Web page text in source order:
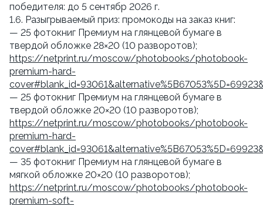
победителя: до 5 сентябр 2026 г.
1.6. Разыгрываемый приз: промокоды на заказ книг:
— 25 фотокниг Премиум на глянцевой бумаге в
твердой обложке 28×20 (10 разворотов);
https://netprint.ru/moscow/photobooks/photobook-
premium-hard-
— 25 фотокниг Премиум на глянцевой бумаге в
твердой обложке 20×20 (10 разворотов);
https://netprint.ru/moscow/photobooks/photobook-
premium-hard-
— 35 фотокниг Премиум на глянцевой бумаге в
мягкой обложке 20×20 (10 разворотов);
https://netprint.ru/moscow/photobooks/photobook-
premium-soft-